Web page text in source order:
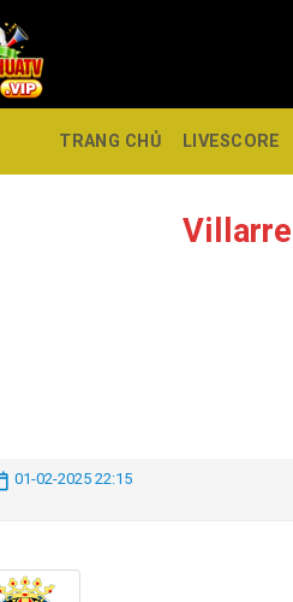
TRANG CHỦ LIVESCORE
01-02-2025 22:15